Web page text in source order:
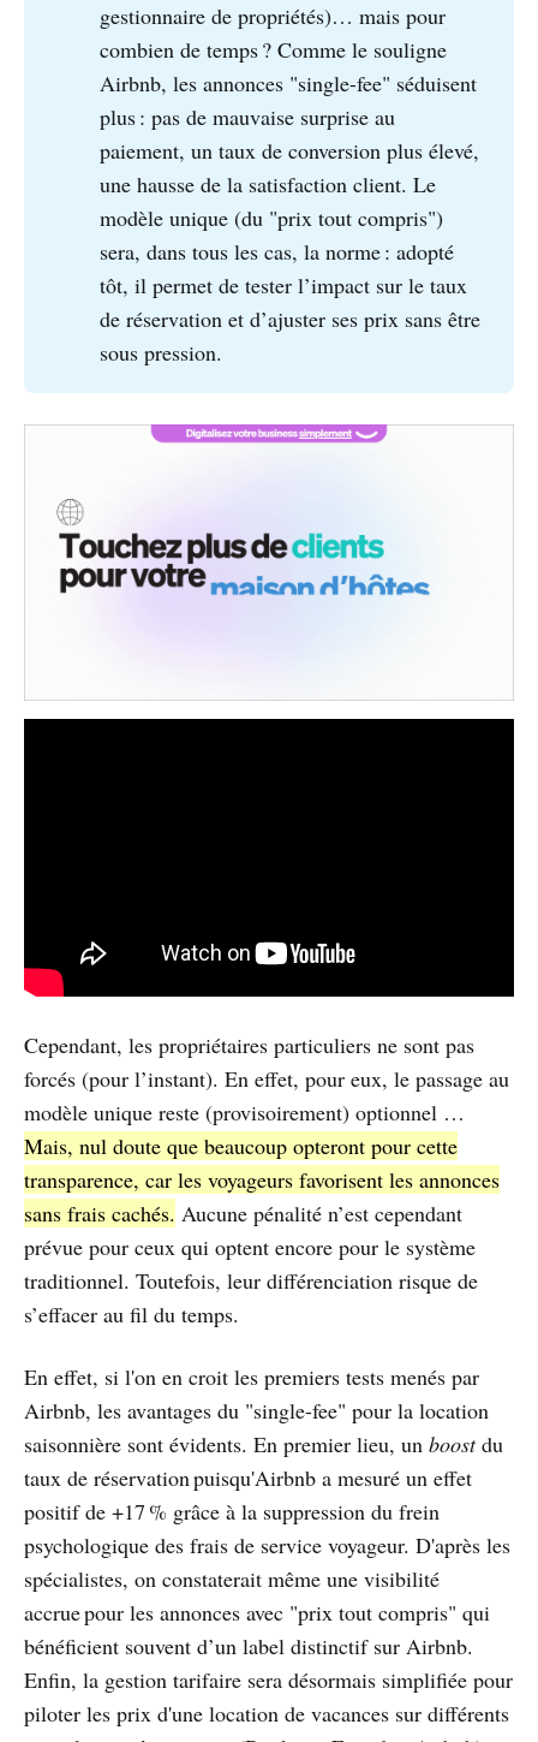
gestionnaire de propriétés)… mais pour
combien de temps ? Comme le souligne
Airbnb, les annonces "single-fee" séduisent
plus : pas de mauvaise surprise au
paiement, un taux de conversion plus élevé,
une hausse de la satisfaction client. Le
modèle unique (du "prix tout compris")
sera, dans tous les cas, la norme : adopté
tôt, il permet de tester l’impact sur le taux
de réservation et d’ajuster ses prix sans être
sous pression.
Cependant, les propriétaires particuliers ne sont pas
forcés (pour l’instant). En effet, pour eux, le passage au
modèle unique reste (provisoirement) optionnel …
Mais, nul doute que beaucoup opteront pour cette
transparence, car les voyageurs favorisent les annonces
sans frais cachés. Aucune pénalité n’est cependant
prévue pour ceux qui optent encore pour le système
traditionnel. Toutefois, leur différenciation risque de
s’effacer au fil du temps.
En effet, si l'on en croit les premiers tests menés par
Airbnb, les avantages du "single-fee" pour la location
saisonnière sont évidents. En premier lieu, un boostdu
taux de réservation puisqu'Airbnb a mesuré un effet
positif de +17 % grâce à la suppression du frein
psychologique des frais de service voyageur. D'après les
spécialistes, on constaterait même une visibilité
accrue pour les annonces avec "prix tout compris" qui
bénéficient souvent d’un label distinctif sur Airbnb.
Enfin, la gestion tarifaire sera désormais simplifiée pour
piloter les prix d'une location de vacances sur différents